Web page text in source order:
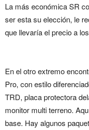
La más económica SR
ser esta su elección, le
que llevaría el precio a los
En el otro extremo
Pro, con estilo
TRD, placa protectora
monitor multi terreno.
base. Hay algunos